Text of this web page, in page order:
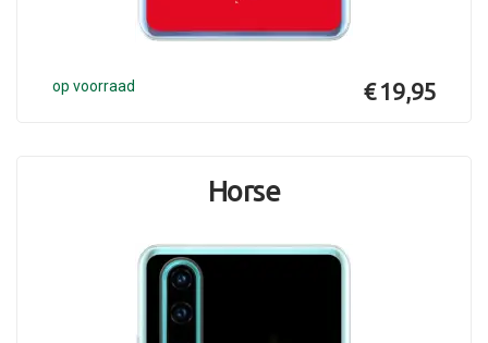
op voorraad € 19,95
Horse